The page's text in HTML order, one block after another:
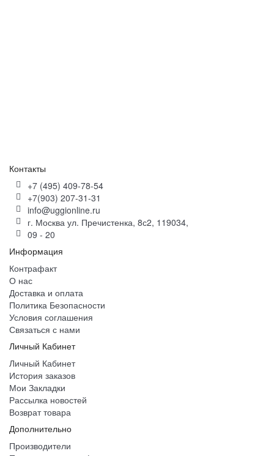
Контакты
+7 (495) 409-78-54
+7(903) 207-31-31
info@uggionline.ru
г. Москва ул. Пречистенка, 8с2, 119034,
09 - 20
Информация
Контрафакт
О нас
Доставка и оплата
Политика Безопасности
Условия соглашения
Связаться с нами
Личный Кабинет
Личный Кабинет
История заказов
Мои Закладки
Рассылка новостей
Возврат товара
Дополнительно
Производители